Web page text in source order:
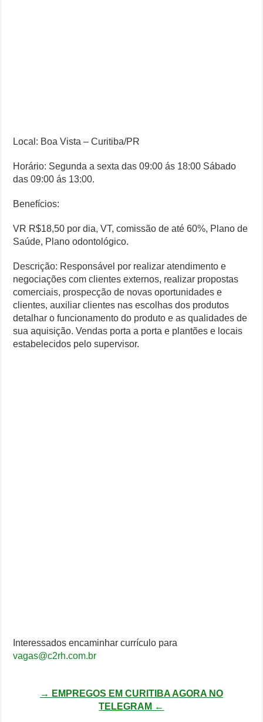
Local: Boa Vista – Curitiba/PR
Horário: Segunda a sexta das 09:00 ás 18:00 Sábado
das 09:00 ás 13:00.
Benefícios:
VR R$18,50 por dia, VT, comissão de até 60%, Plano de
Saúde, Plano odontológico.
Descrição: Responsável por realizar atendimento e
negociações com clientes externos, realizar propostas
comerciais, prospecção de novas oportunidades e
clientes, auxiliar clientes nas escolhas dos produtos
detalhar o funcionamento do produto e as qualidades de
sua aquisição. Vendas porta a porta e plantões e locais
estabelecidos pelo supervisor.
Interessados encaminhar currículo para
vagas@c2rh.com.br
→ EMPREGOS EM CURITIBA AGORA NO
TELEGRAM ←